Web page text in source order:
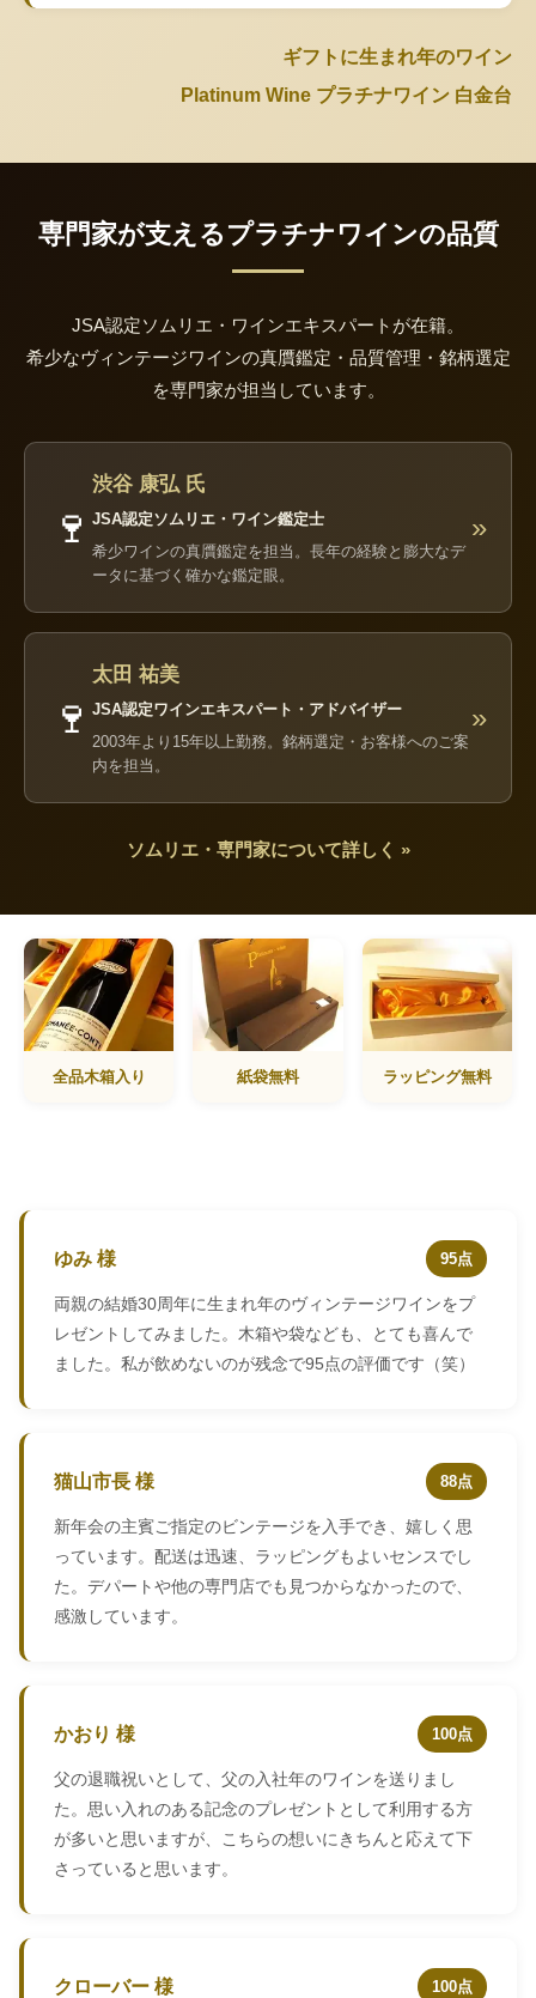
ギフトに生まれ年のワイン
Platinum Wine プラチナワイン 白金台
専門家が支えるプラチナワインの品質
JSA認定ソムリエ・ワインエキスパートが在籍。
希少なヴィンテージワインの真贋鑑定・品質管理・銘柄選定
を専門家が担当しています。
🍷
渋谷 康弘 氏
JSA認定ソムリエ・ワイン鑑定士
希少ワインの真贋鑑定を担当。長年の経験と膨大なデ
ータに基づく確かな鑑定眼。
»
🍷
太田 祐美
JSA認定ワインエキスパート・アドバイザー
2003年より15年以上勤務。銘柄選定・お客様へのご案
内を担当。
»
ソムリエ・専門家について詳しく »
全品木箱入り 紙袋無料 ラッピング無料
ゆみ 様 95点
両親の結婚30周年に生まれ年のヴィンテージワインをプ
レゼントしてみました。木箱や袋なども、とても喜んで
ました。私が飲めないのが残念で95点の評価です（笑）
猫山市長 様 88点
新年会の主賓ご指定のビンテージを入手でき、嬉しく思
っています。配送は迅速、ラッピングもよいセンスでし
た。デパートや他の専門店でも見つからなかったので、
感激しています。
かおり 様 100点
父の退職祝いとして、父の入社年のワインを送りまし
た。思い入れのある記念のプレゼントとして利用する方
が多いと思いますが、こちらの想いにきちんと応えて下
さっていると思います。
クローバー 様 100点